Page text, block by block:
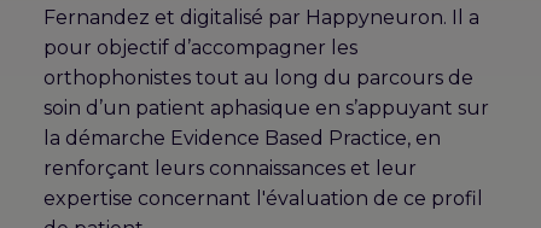
Fernandez et digitalisé par Happyneuron. Il a
pour objectif d’accompagner les
orthophonistes tout au long du parcours de
soin d’un patient aphasique en s’appuyant sur
la démarche Evidence Based Practice, en
renforçant leurs connaissances et leur
expertise concernant l'évaluation de ce profil